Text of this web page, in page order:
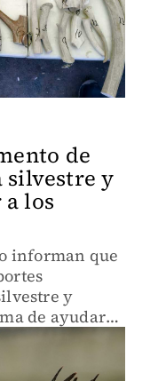
de
silvestre y
los
informan que
y
de ayudar
de